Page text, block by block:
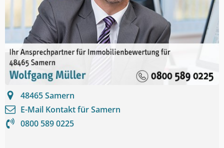
48465Samern
E-Mail Kontakt fürSamern
0800 589 0225